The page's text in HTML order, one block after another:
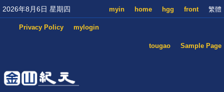
2026年8月6日 星期四 繁體
front
hgg
home
myin
mylogin
Privacy Policy
Sample Page
tougao